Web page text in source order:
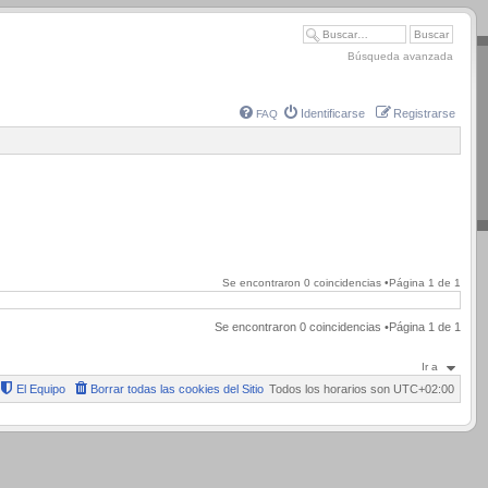
Búsqueda avanzada
FAQ Identificarse Registrarse
Se encontraron 0 coincidencias •Página 1 de 1
Se encontraron 0 coincidencias •Página 1 de 1
Ir a
Todos los horarios son UTC+02:00
Borrar todas las cookies del Sitio
El Equipo